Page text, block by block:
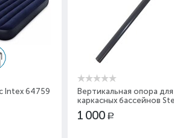
Intex 64759
Вертикальная опора для
каркасных бассейнов
Pro Max Bestway P05444
1 000 Р